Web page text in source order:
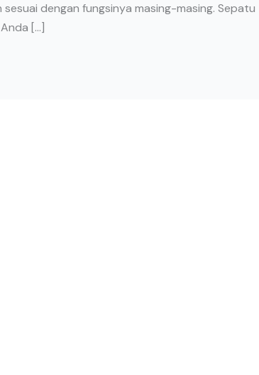
dengan fungsinya masing-masing. Sepatu
[…]